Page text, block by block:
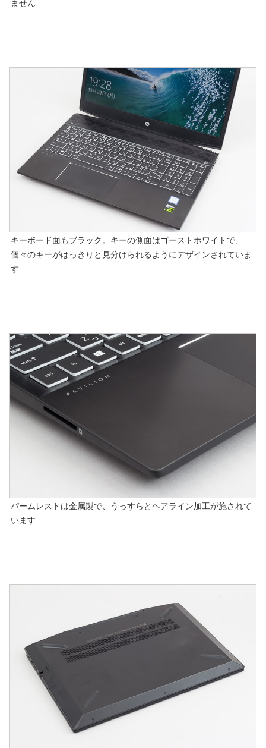
ません
キーボード面もブラック。キーの側面はゴーストホワイトで、
個々のキーがはっきりと見分けられるようにデザインされていま
す
パームレストは金属製で、うっすらとヘアライン加工が施されて
います